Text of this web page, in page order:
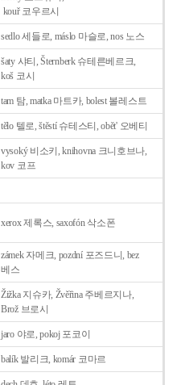
kouř 코우르시
sedlo 세들로, máslo 마슬로, nos 노스
šaty 샤티, Šternberk 슈테른베르크,
koš 코시
tam 탐, matka 마트카, bolest 볼레스트
tělo 텔로, štěstí 슈테스티, obět' 오베티
vysoký 비소키, knihovna 크니호브나,
kov 코프
xerox 제록스, saxofón 삭소폰
zámek 자메크, pozdní 포즈드니, bez
베스
Žižka 지슈카, Žvěřina 주베르지나,
Brož 브로시
jaro 야로, pokoj 포코이
balík 발리크, komár 코마르